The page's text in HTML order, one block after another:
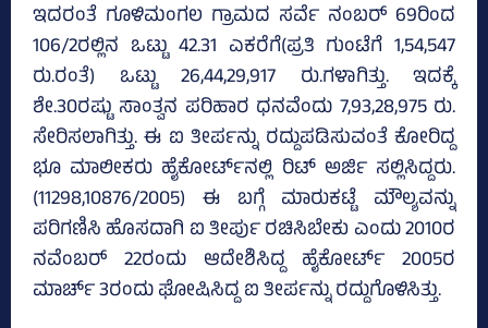
ಇದರಂತೆ ಗೂಳಿಮಂಗಲ ಗ್ರಾಮದ ಸರ್ವೆ ನಂಬರ್‌ 69ರಿಂದ
106/2ರಲ್ಲಿನ ಒಟ್ಟು 42.31 ಎಕರೆಗೆ(ಪ್ರತಿ ಗುಂಟೆಗೆ 1,54,547
ರು.ರಂತೆ) ಒಟ್ಟು 26,44,29,917 ರು.ಗಳಾಗಿತ್ತು. ಇದಕ್ಕೆ
ಶೇ.30ರಷ್ಟು ಸಾಂತ್ವನ ಪರಿಹಾರ ಧನವೆಂದು 7,93,28,975 ರು.
ಸೇರಿಸಲಾಗಿತ್ತು. ಈ ಐ ತೀರ್ಪನ್ನು ರದ್ದುಪಡಿಸುವಂತೆ ಕೋರಿದ್ದ
ಭೂ ಮಾಲೀಕರು ಹೈಕೋರ್ಟ್‌ನಲ್ಲಿ ರಿಟ್‌ ಅರ್ಜಿ ಸಲ್ಲಿಸಿದ್ದರು.
(11298,10876/2005) ಈ ಬಗ್ಗೆ ಮಾರುಕಟ್ಟೆ ಮೌಲ್ಯವನ್ನು
ಪರಿಗಣಿಸಿ ಹೊಸದಾಗಿ ಐ ತೀರ್ಪು ರಚಿಸಿಬೇಕು ಎಂದು 2010ರ
ನವೆಂಬರ್‌ 22ರಂದು ಆದೇಶಿಸಿದ್ದ ಹೈಕೋರ್ಟ್‌ 2005ರ
ಮಾರ್ಚ್‌ 3ರಂದು ಘೋಷಿಸಿದ್ದ ಐ ತೀರ್ಪನ್ನು ರದ್ದುಗೊಳಿಸಿತ್ತು.